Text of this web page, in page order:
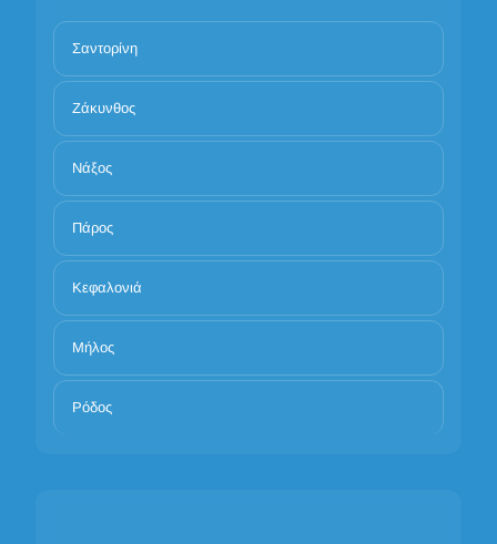
Σαντορίνη
Ζάκυνθος
Νάξος
Πάρος
Κεφαλονιά
Μήλος
Ρόδος